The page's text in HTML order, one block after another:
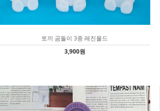
토끼 곰돌이 3종 레진몰드
3,900원